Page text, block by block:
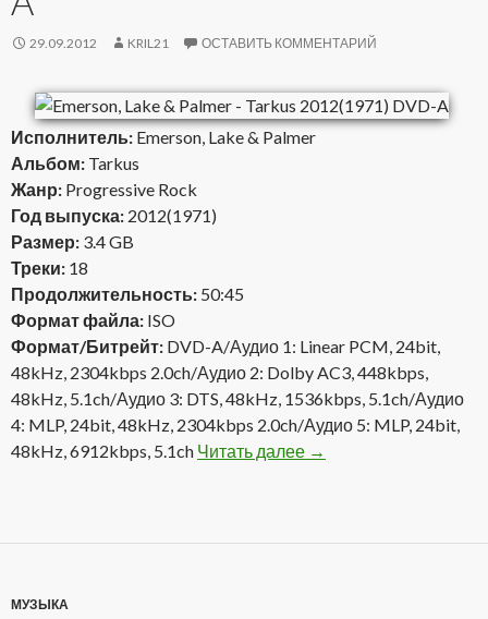
29.09.2012 KRIL21 ОСТАВИТЬ КОММЕНТАРИЙ
Исполнитель: Emerson, Lake & Palmer
Альбом: Tarkus
Жанр: Progressive Rock
Год выпуска: 2012(1971)
Размер: 3.4 GB
Треки: 18
Продолжительность: 50:45
Формат файла: ISO
Формат/Битрейт: DVD-A/Аудио 1: Linear PCM, 24bit,
48kHz, 2304kbps 2.0ch/Аудио 2: Dolby AC3, 448kbps,
48kHz, 5.1ch/Аудио 3: DTS, 48kHz, 1536kbps, 5.1ch/Аудио
4: MLP, 24bit, 48kHz, 2304kbps 2.0ch/Аудио 5: MLP, 24bit,
48kHz, 6912kbps, 5.1ch Читать далее Emerson, Lake &
→
МУЗЫКА